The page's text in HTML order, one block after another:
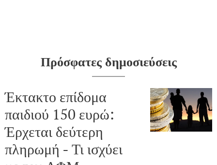
Πρόσφατες δημοσιεύσεις
Έκτακτο επίδομα
παιδιού 150 ευρώ:
Έρχεται δεύτερη
πληρωμή - Τι ισχύει